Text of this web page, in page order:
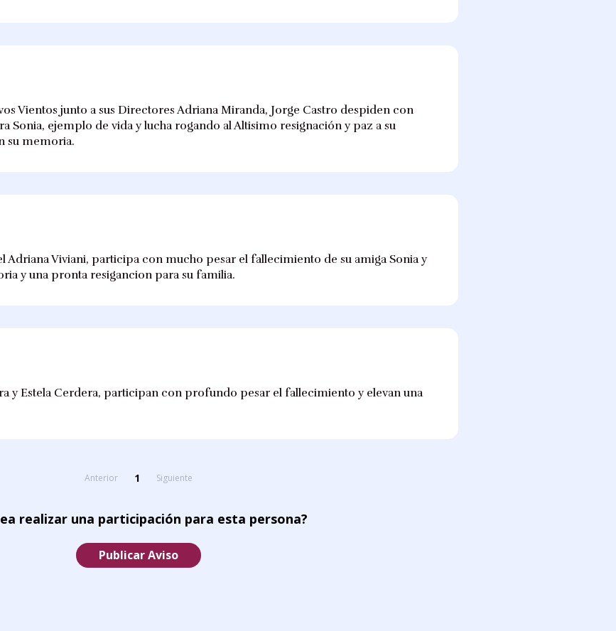
Vientos junto a sus Directores Adriana Miranda, Jorge Castro despiden con
Sonia, ejemplo de vida y lucha rogando al Altisimo resignación y paz a su
su memoria.
Adriana Viviani, participa con mucho pesar el fallecimiento de su amiga Sonia y
y una pronta resigancion para su familia.
y Estela Cerdera, participan con profundo pesar el fallecimiento y elevan una
Anterior 1 Siguiente
realizar una participación para esta persona?
Publicar Aviso